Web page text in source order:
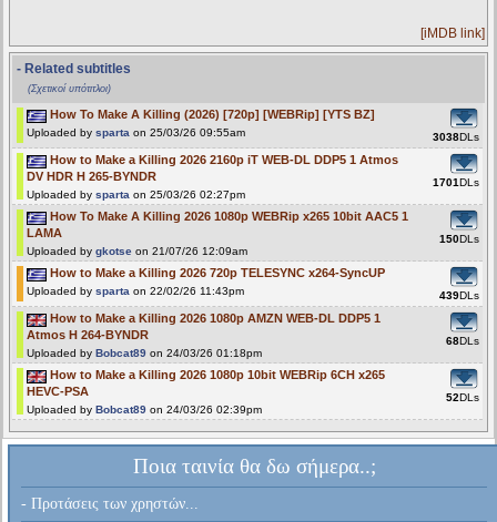
[iMDB link]
- Related subtitles
(Σχετικοί υπότιτλοι)
How To Make A Killing (2026) [720p] [WEBRip] [YTS BZ]
Uploaded by sparta on 25/03/26 09:55am 3038DLs
How to Make a Killing 2026 2160p iT WEB-DL DDP5 1 Atmos
DV HDR H 265-BYNDR
Uploaded by sparta on 25/03/26 02:27pm
1701DLs
How To Make A Killing 2026 1080p WEBRip x265 10bit AAC5 1
LAMA
Uploaded by gkotse on 21/07/26 12:09am
150DLs
How to Make a Killing 2026 720p TELESYNC x264-SyncUP
Uploaded by sparta on 22/02/26 11:43pm 439DLs
How to Make a Killing 2026 1080p AMZN WEB-DL DDP5 1
Atmos H 264-BYNDR
Uploaded by Bobcat89 on 24/03/26 01:18pm
68DLs
How to Make a Killing 2026 1080p 10bit WEBRip 6CH x265
HEVC-PSA
Uploaded by Bobcat89 on 24/03/26 02:39pm
52DLs
Ποια ταινία θα δω σήμερα..;
- Προτάσεις των χρηστών...